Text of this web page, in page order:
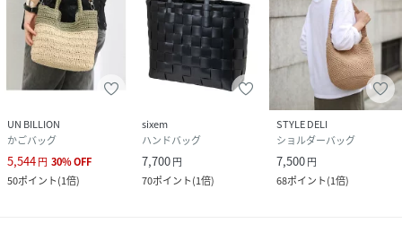
UN BILLION
かごバッグ
5,544円 30%OFF
50ポイント(1倍)
sixem
ハンドバッグ
7,700円
70ポイント(1倍)
STYLE DELI
ショルダーバッグ
7,500円
68ポイント(1倍)